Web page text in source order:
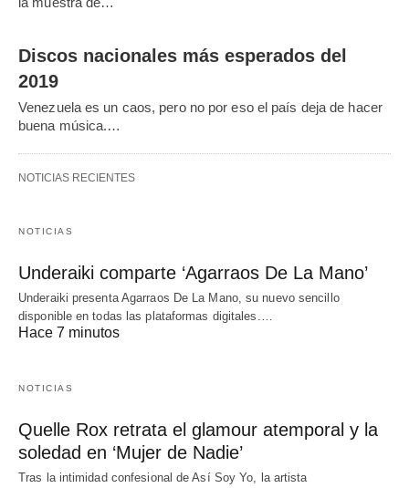
Discos nacionales más esperados del
2019
Venezuela es un caos, pero no por eso el país deja de hacer
buena música.…
NOTICIAS RECIENTES
NOTICIAS
Underaiki comparte ‘Agarraos De La Mano’
Underaiki presenta Agarraos De La Mano, su nuevo sencillo
disponible en todas las plataformas digitales.…
Hace 7 minutos
NOTICIAS
Quelle Rox retrata el glamour atemporal y la
soledad en ‘Mujer de Nadie’
Tras la intimidad confesional de Así Soy Yo, la artista